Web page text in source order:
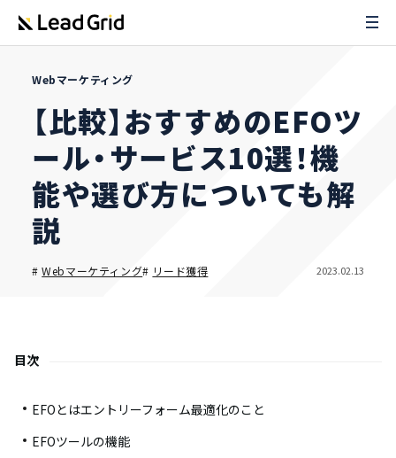
Webマーケティング
【比較】おすすめのEFOツ
ール・サービス10選！機
能や選び方についても解
説
#Webマーケティング# リード獲得 2023.02.13
目次
EFOとはエントリーフォーム最適化のこと
EFOツールの機能